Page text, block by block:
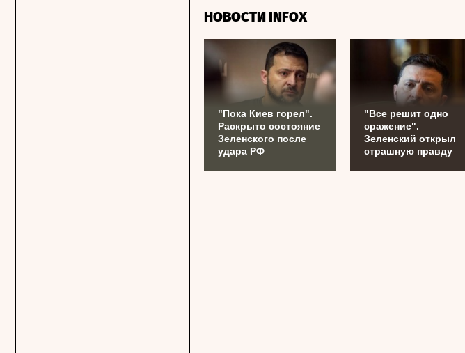
НОВОСТИ INFOX
"Пока Киев горел".
Раскрыто состояние
Зеленского после
удара РФ
"Все решит одно
сражение".
Зеленский открыл
страшную правду